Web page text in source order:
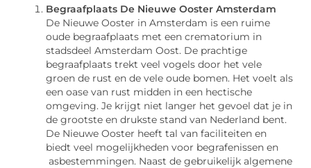
Begraafplaats De Nieuwe Ooster Amsterdam
De Nieuwe Ooster in Amsterdam is een ruime
oude begraafplaats met een crematorium in
stadsdeel Amsterdam Oost. De prachtige
begraafplaats trekt veel vogels door het vele
groen de rust en de vele oude bomen. Het voelt als
een oase van rust midden in een hectische
omgeving. Je krijgt niet langer het gevoel dat je in
de grootste en drukste stand van Nederland bent.
De Nieuwe Ooster heeft tal van faciliteiten en
biedt veel mogelijkheden voor begrafenissen en
asbestemmingen. Naast de gebruikelijk algemene